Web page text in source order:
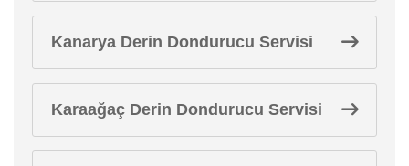
Kanarya Derin Dondurucu Servisi
Karaağaç Derin Dondurucu Servisi